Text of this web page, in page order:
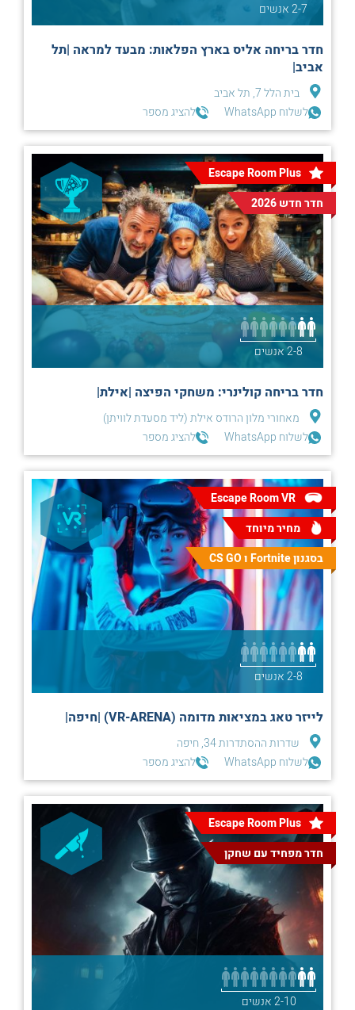
2-7 אנשים
חדר בריחה אליס בארץ הפלאות: מבעד למראה |תל
אביב|
בית הלל 7, תל אביב
לשלוח WhatsApp
להציג מספר
Escape Room Plus
חדר חדש 2026
2-8 אנשים
חדר בריחה קולינרי: משחקי הפיצה |אילת|
מאחורי מלון הרודס אילת (ליד מסעדת לוויתן)
לשלוח WhatsApp
להציג מספר
Escape Room VR
מחיר מיוחד
בסגנון Fortnite ו CS GO
2-8 אנשים
לייזר טאג במציאות מדומה (VR-ARENA) |חיפה|
שדרות ההסתדרות 34, חיפה
לשלוח WhatsApp
להציג מספר
Escape Room Plus
חדר מפחיד עם שחקן
2-10 אנשים